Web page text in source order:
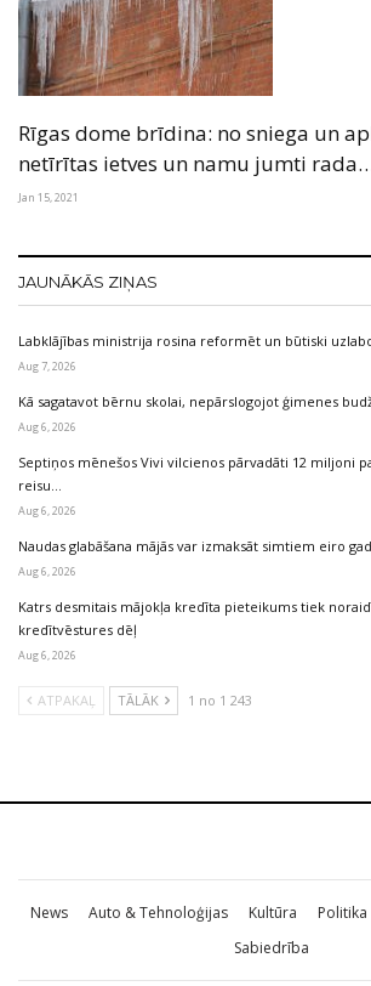
Rīgas dome brīdina: no sniega un
netīrītas ietves un namu jumti
Jan 15, 2021
JAUNĀKĀS ZIŅAS
Labklājības ministrija rosina reformēt un būtiski
Aug 7, 2026
Kā sagatavot bērnu skolai, nepārslogojot ģimenes
Aug 6, 2026
Septiņos mēnešos Vivi vilcienos pārvadāti 12 miljoni
reisu…
Aug 6, 2026
Naudas glabāšana mājās var izmaksāt simtiem eiro
Aug 6, 2026
Katrs desmitais mājokļa kredīta pieteikums tiek
kredītvēstures dēļ
Aug 6, 2026
ATPAKAĻ TĀLĀK 1 no 1 243
News Auto & Tehnoloģijas Kultūra Politika
Sabiedrība